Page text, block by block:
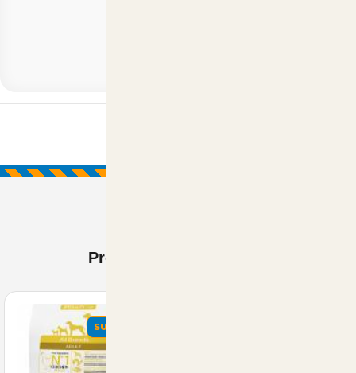
Prodotti Visti di recente
SUMMER